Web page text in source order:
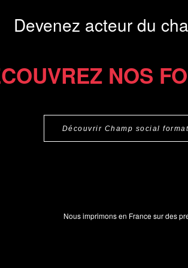
Devenez acteur du
NOS
Découvrir Champ social
Nous imprimons en France sur des